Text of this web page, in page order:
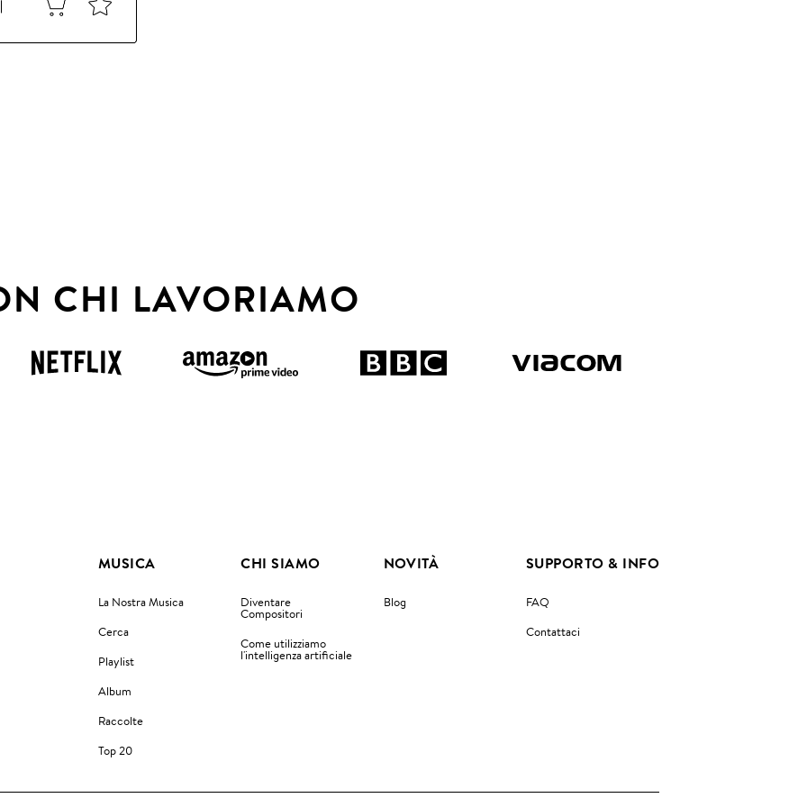
CHI LAVORIAMO
MUSICA
La Nostra Musica
Cerca
Playlist
Album
Raccolte
Top 20
CHI SIAMO
Diventare
Compositori
Come utilizziamo
l'intelligenza artificiale
NOVITÀ
Blog
SUPPORTO & INFO
FAQ
Contattaci